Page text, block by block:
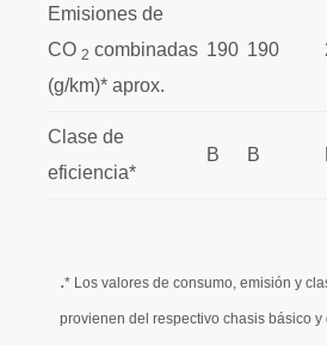
Emisiones de
CO 2 combinadas
(g/km)* aprox.
190 190
Clase de
eficiencia*
B B
.* Los valores de consumo, emisión y
provienen del respectivo chasis básico y